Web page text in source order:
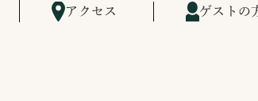
アクセス ゲストの